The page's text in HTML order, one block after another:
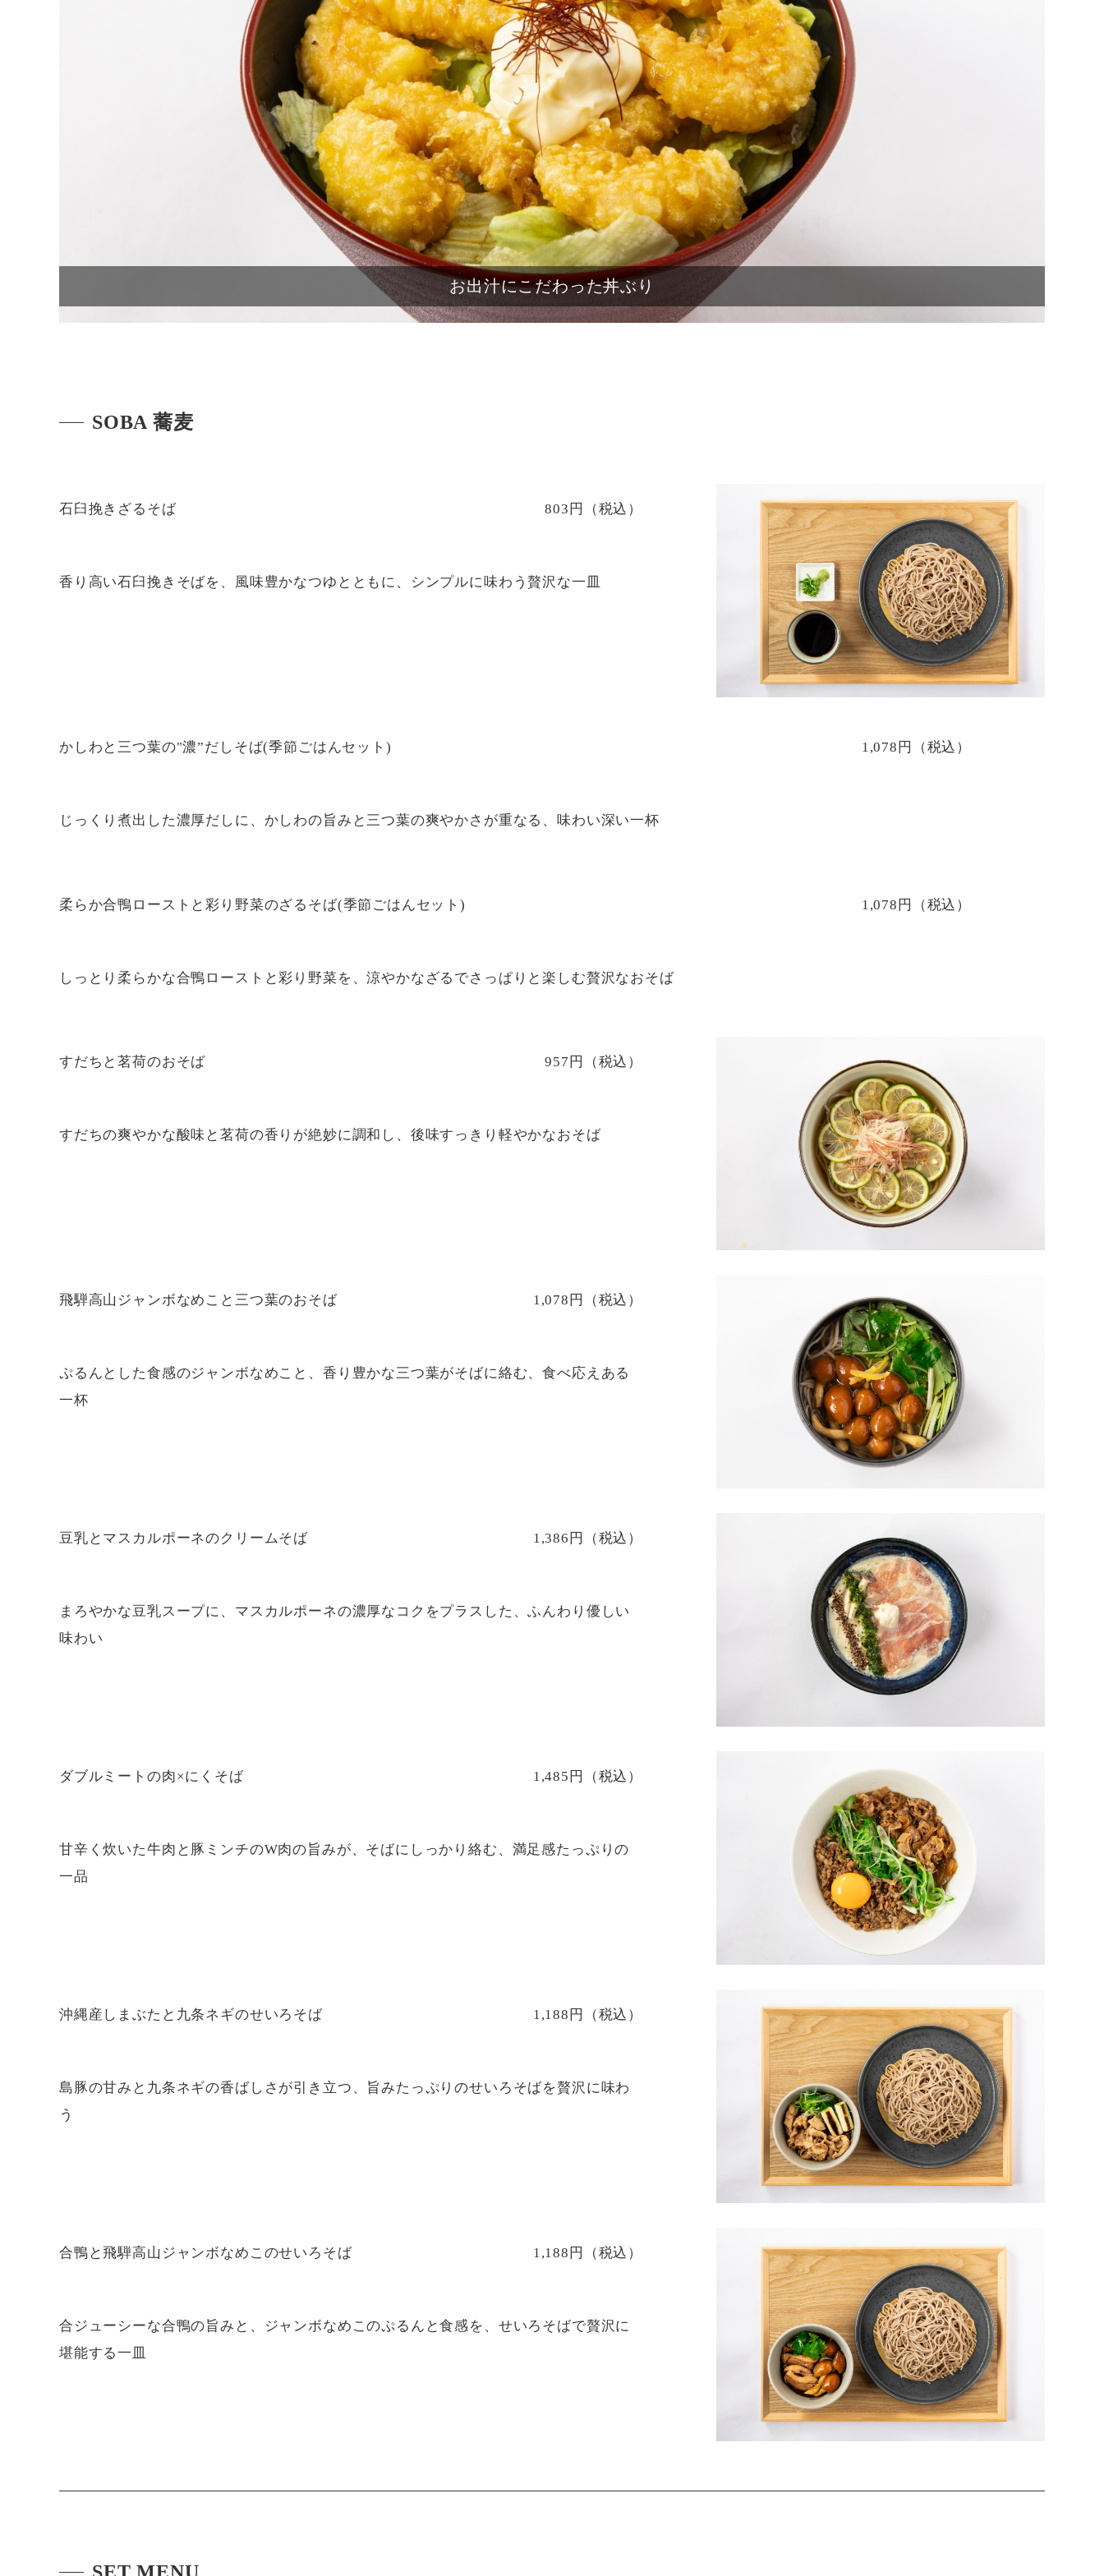
「季節ご飯セット」もございます。
SOBA 蕎麦
石臼挽きざるそば 803円（税込）
香り高い石臼挽きそばを、風味豊かなつゆとともに、シンプルに味わう贅沢な一皿
かしわと三つ葉の"濃”だしそば(季節ごはんセット) 1,078円（税込）
じっくり煮出した濃厚だしに、かしわの旨みと三つ葉の爽やかさが重なる、味わい深い一杯
柔らか合鴨ローストと彩り野菜のざるそば(季節ごはんセット) 1,078円（税込）
しっとり柔らかな合鴨ローストと彩り野菜を、涼やかなざるでさっぱりと楽しむ贅沢なおそば
すだちと茗荷のおそば 957円（税込）
すだちの爽やかな酸味と茗荷の香りが絶妙に調和し、後味すっきり軽やかなおそば
飛騨高山ジャンボなめこと三つ葉のおそば 1,078円（税込）
ぷるんとした食感のジャンボなめこと、香り豊かな三つ葉がそばに絡む、食べ応えある
一杯
豆乳とマスカルポーネのクリームそば 1,386円（税込）
まろやかな豆乳スープに、マスカルポーネの濃厚なコクをプラスした、ふんわり優しい
味わい
ダブルミートの肉×にくそば 1,485円（税込）
甘辛く炊いた牛肉と豚ミンチのW肉の旨みが、そばにしっかり絡む、満足感たっぷりの
一品
沖縄産しまぶたと九条ネギのせいろそば 1,188円（税込）
島豚の甘みと九条ネギの香ばしさが引き立つ、旨みたっぷりのせいろそばを贅沢に味わ
う
合鴨と飛騨高山ジャンボなめこのせいろそば 1,188円（税込）
合ジューシーな合鴨の旨みと、ジャンボなめこのぷるんと食感を、せいろそばで贅沢に
堪能する一皿
SET MENU